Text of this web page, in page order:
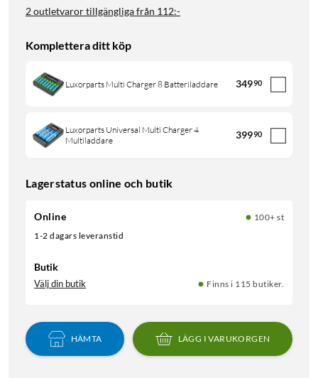
2 outletvaror tillgängliga från 112:-
Komplettera ditt köp
Luxorparts Multi Charger 8 Batteriladdare 34990
Luxorparts Universal Multi Charger 4
Multiladdare
39990
Lagerstatus online och butik
Online
100+ st
1-2 dagars leveranstid
Butik
Välj din butik Finns i 115 butiker.
HÄMTA LÄGG I VARUKORGEN